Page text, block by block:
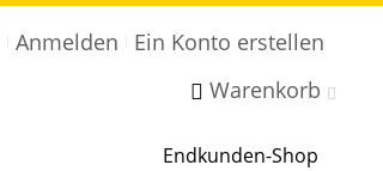
Anmelden
Ein Konto erstellen
Warenkorb
Endkunden-Shop